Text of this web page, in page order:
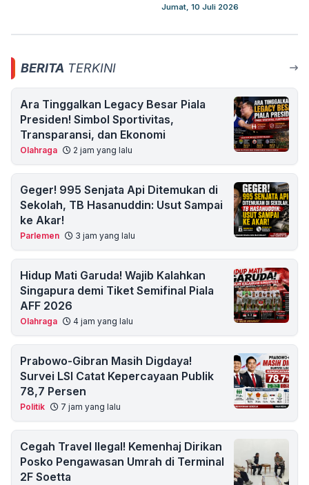
Jumat, 10 Juli 2026
BERITA TERKINI
Ara Tinggalkan Legacy Besar Piala
Presiden! Simbol Sportivitas,
Transparansi, dan Ekonomi
Olahraga 2 jam yang lalu
Geger! 995 Senjata Api Ditemukan di
Sekolah, TB Hasanuddin: Usut Sampai
ke Akar!
Parlemen 3 jam yang lalu
Hidup Mati Garuda! Wajib Kalahkan
Singapura demi Tiket Semifinal Piala
AFF 2026
Olahraga 4 jam yang lalu
Prabowo-Gibran Masih Digdaya!
Survei LSI Catat Kepercayaan Publik
78,7 Persen
Politik 7 jam yang lalu
Cegah Travel Ilegal! Kemenhaj Dirikan
Posko Pengawasan Umrah di Terminal
2F Soetta